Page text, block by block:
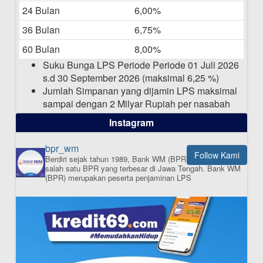
Bulan April 2025
15-04-2025
Pengumuman Nama Baru Perusahaan
24 Bulan
6,00%
36 Bulan
6,75%
60 Bulan
8,00%
Suku Bunga LPS Periode Periode 01 Juli 2026
s.d 30 September 2026 (maksimal 6,25 %)
Jumlah Simpanan yang dijamin LPS maksimal
sampai dengan 2 Milyar Rupiah per nasabah
dalam satu bank
ISI APLIKASI SEKARANG
Instagram
Follow Kami
bpr_wm
Berdiri sejak tahun 1989, Bank WM (BPR) merupakan
salah satu BPR yang terbesar di Jawa Tengah.Bank WM
(BPR) merupakan peserta penjaminan LPS